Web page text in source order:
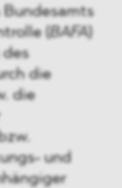
Bundesamts
(
BAFA
die
die
und